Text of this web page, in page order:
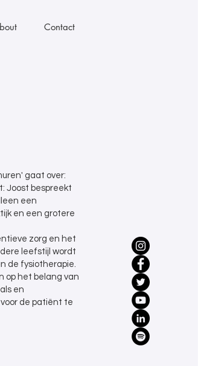
Contact
gaat over:
Joost bespreekt
een
en een grotere
zorg en het
leefstijl wordt
de fysiotherapie.
op het belang van
en
de patiënt te